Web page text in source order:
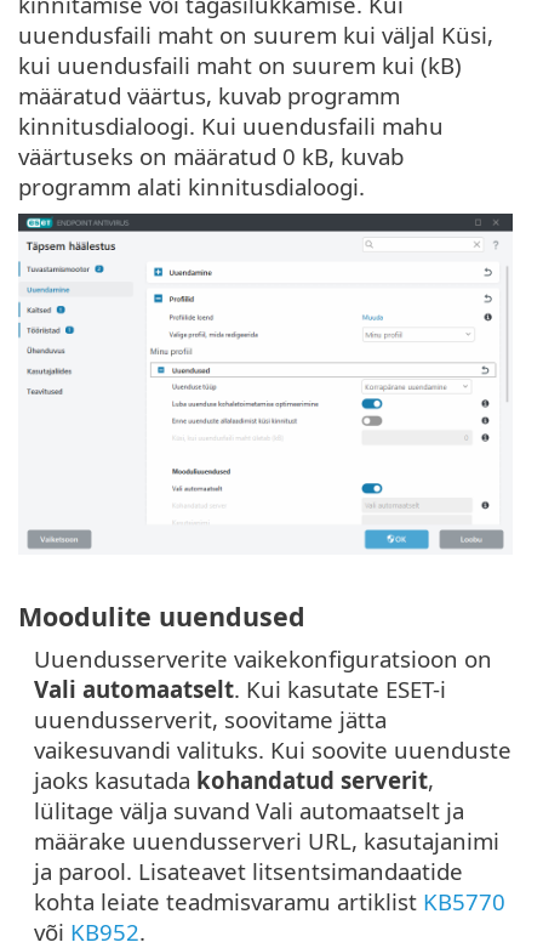
uuendusfaili maht on suurem kui väljal Küsi,
kui uuendusfaili maht on suurem kui (kB)
määratud väärtus, kuvab programm
kinnitusdialoogi. Kui uuendusfaili mahu
väärtuseks on määratud 0 kB, kuvab
programm alati kinnitusdialoogi.
Moodulite uuendused
Uuendusserverite vaikekonfiguratsioon on
Vali automaatselt. Kui kasutate ESET-i
uuendusserverit, soovitame jätta
vaikesuvandi valituks. Kui soovite uuenduste
jaoks kasutada kohandatud serverit,
lülitage välja suvand Vali automaatselt ja
määrake uuendusserveri URL, kasutajanimi
ja parool. Lisateavet litsentsimandaatide
kohta leiate teadmisvaramu artiklist KB5770
või KB952.